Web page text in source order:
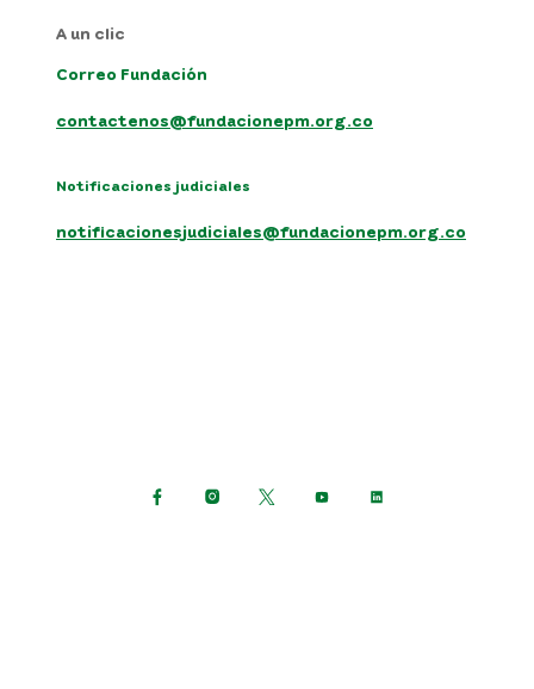
A un clic
Correo Fundación
contactenos@fundacionepm.org.co
Notificaciones judiciales
notificacionesjudiciales@fundacionepm.org.co